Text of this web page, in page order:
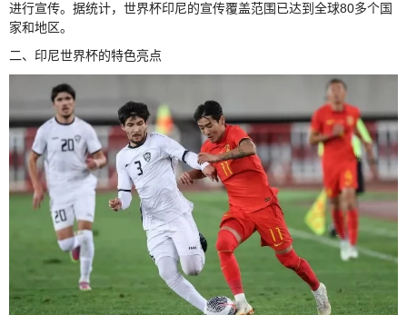
进行宣传。据统计，世界杯印尼的宣传覆盖范围已达到全球80多个国
家和地区。
二、印尼世界杯的特色亮点